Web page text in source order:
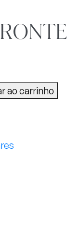
ao carrinho